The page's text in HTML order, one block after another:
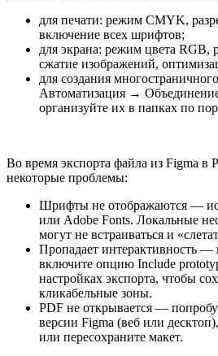
для печати: режим CMYK,
включение всех шрифтов;
для экрана: режим цвета RGB,
сжатие изображений,
для создания
Автоматизация →
организуйте их в папках по
Во время экспорта файла из Figma в
некоторые проблемы:
Шрифты не отображаются —
или Adobe Fonts. Локальные
могут не встраиваться и
Пропадает интерактивность —
включите опцию Include
настройках экспорта, чтобы
кликабельные зоны.
PDF не открывается —
версии Figma (веб или
или пересохраните макет.